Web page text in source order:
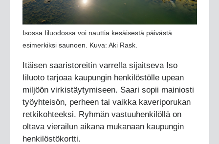
Isossa Iiluodossa voi nauttia kesäisestä päivästä
esimerkiksi saunoen. Kuva: Aki Rask.
Itäisen saaristoreitin varrella sijaitseva Iso
Iiluoto tarjoaa kaupungin henkilöstölle upean
miljöön virkistäytymiseen. Saari sopii mainiosti
työyhteisön, perheen tai vaikka kaveriporukan
retkikohteeksi. Ryhmän vastuuhenkilöllä on
oltava vierailun aikana mukanaan kaupungin
henkilöstökortti.